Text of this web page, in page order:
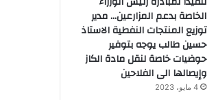
الخاصة بدعم المزارعين… مدير
توزيع المنتجات النفطية الاستاذ
حسين طالب يوجه بتوفير
حوضيات خاصة لنقل مادة الكاز
وإيصالها الى الفلاحين
4 مايو، 2023